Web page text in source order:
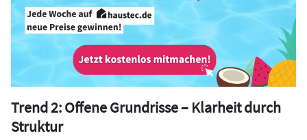
Trend 2: Offene Grundrisse – Klarheit durch
Struktur